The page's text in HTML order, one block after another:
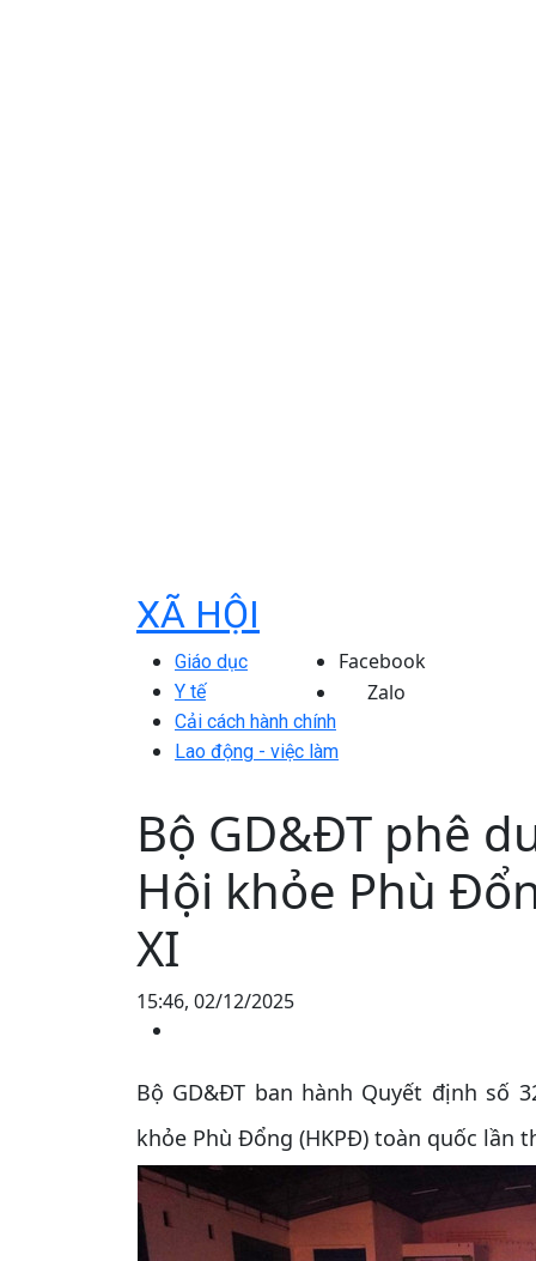
XÃ HỘI
Giáo dục
Y tế
Cải cách hành chính
Lao động - việc làm
Facebook
Zalo
Bộ GD&ĐT phê
Hội khỏe Phù
XI
15:46, 02/12/2025
Bộ GD&ĐT ban hành Quyết định số
khỏe Phù Đổng (HKPĐ) toàn quốc lần